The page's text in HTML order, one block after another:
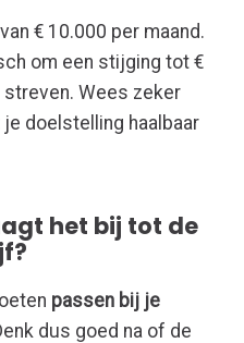
€ 10.000 per maand.
om een stijging tot €
streven. Wees zeker
doelstelling haalbaar
het bij tot de
passen bij je
dus goed na of de